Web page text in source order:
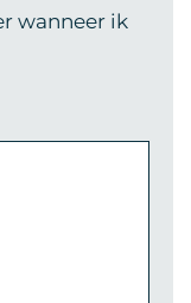
wanneer ik